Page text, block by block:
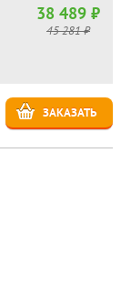
38 489 ₽
45 281 ₽
ЗАКАЗАТЬ